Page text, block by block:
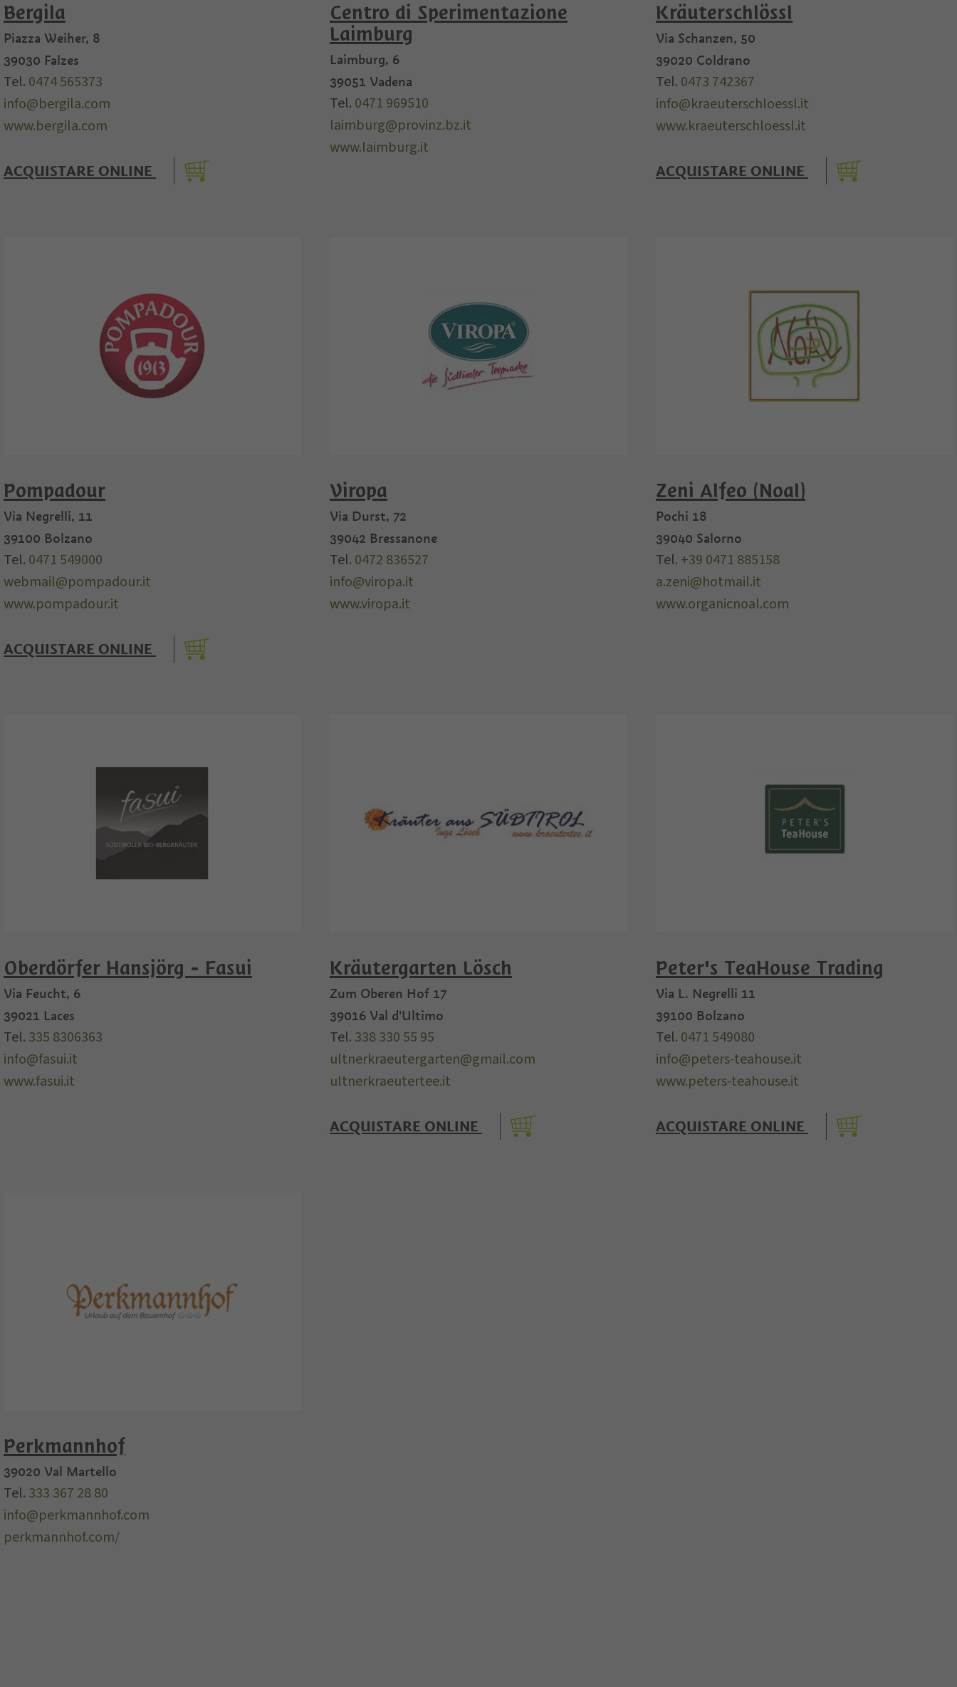
Bergila
Piazza Weiher, 8
39030 Falzes
Tel. 0474 565373
info@bergila.com
www.bergila.com
ACQUISTARE ONLINE
Centro di Sperimentazione
Laimburg
Laimburg, 6
39051 Vadena
Tel. 0471 969510
laimburg@provinz.bz.it
www.laimburg.it
Kräuterschlössl
Via Schanzen, 50
39020 Coldrano
Tel. 0473 742367
info@kraeuterschloessl.it
www.kraeuterschloessl.it
ACQUISTARE ONLINE
Pompadour
Via Negrelli, 11
39100 Bolzano
Tel. 0471 549000
webmail@pompadour.it
www.pompadour.it
ACQUISTARE ONLINE
Viropa
Via Durst, 72
39042 Bressanone
Tel. 0472 836527
info@viropa.it
www.viropa.it
Zeni Alfeo (Noal)
Pochi 18
39040 Salorno
Tel. +39 0471 885158
a.zeni@hotmail.it
www.organicnoal.com
Oberdörfer Hansjörg - Fasui
Via Feucht, 6
39021 Laces
Tel. 335 8306363
info@fasui.it
www.fasui.it
Kräutergarten Lösch
Zum Oberen Hof 17
39016 Val d'Ultimo
Tel. 338 330 55 95
ultnerkraeutergarten@gmail.com
ultnerkraeutertee.it
ACQUISTARE ONLINE
Peter's TeaHouse Trading
Via L. Negrelli 11
39100 Bolzano
Tel. 0471 549080
info@peters-teahouse.it
www.peters-teahouse.it
ACQUISTARE ONLINE
Perkmannhof
39020 Val Martello
Tel. 333 367 28 80
info@perkmannhof.com
perkmannhof.com/